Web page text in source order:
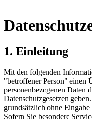
1. Einleitung
Mit den folgenden
"betroffener Person" einen
personenbezogenen Daten
Datenschutzgesetzen
grundsätzlich ohne
Sofern Sie besondere